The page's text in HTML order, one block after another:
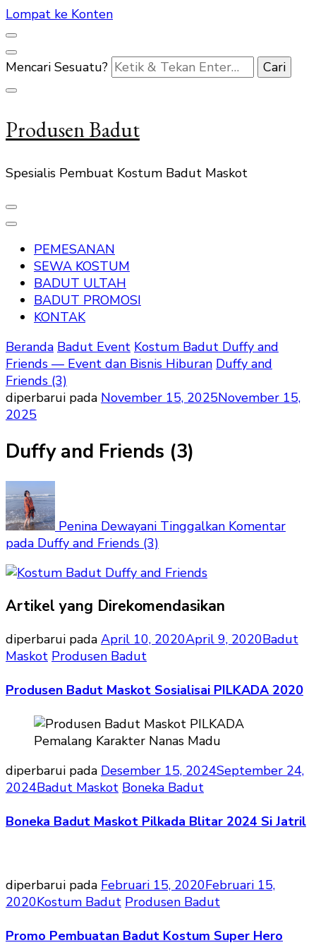
Lompat ke Konten
Mencari Sesuatu?
Produsen Badut
Spesialis Pembuat Kostum Badut Maskot
PEMESANAN
SEWA KOSTUM
BADUT ULTAH
BADUT PROMOSI
KONTAK
Beranda Badut Event Kostum Badut Duffy and
Friends — Event dan Bisnis Hiburan Duffy and
Friends (3)
diperbarui pada November 15, 2025November 15,
2025
Duffy and Friends (3)
Penina Dewayani Tinggalkan Komentar
pada Duffy and Friends (3)
Artikel yang Direkomendasikan
diperbarui pada April 10, 2020April 9, 2020Badut
Maskot Produsen Badut
Produsen Badut Maskot Sosialisai PILKADA 2020
diperbarui pada Desember 15, 2024September 24,
2024Badut Maskot Boneka Badut
Boneka Badut Maskot Pilkada Blitar 2024 Si Jatril
diperbarui pada Februari 15, 2020Februari 15,
2020Kostum Badut Produsen Badut
Promo Pembuatan Badut Kostum Super Hero